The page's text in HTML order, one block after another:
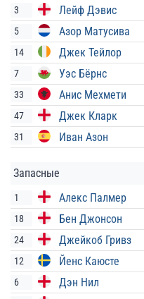
3 Лейф Дэвис
5 Азор Матусива
14 Джек Тейлор
7 Уэс Бёрнс
33 Анис Мехмети
47 Джек Кларк
31 Иван Азон
Запасные
1 Алекс Палмер
18 Бен Джонсон
24 Джейкоб Гривз
12 Йенс Каюсте
6 Дэн Нил